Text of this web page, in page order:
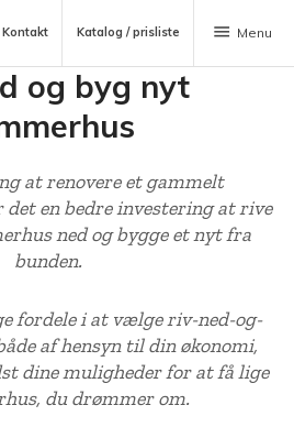
Kontakt Katalog / prisliste menu Menu
og byg nyt
at renovere et gammelt
det en bedre investering at rive
ned og bygge et nyt fra
bunden.
fordele i at vælge riv-ned-og-
af hensyn til din økonomi,
dine muligheder for at få lige
du drømmer om.